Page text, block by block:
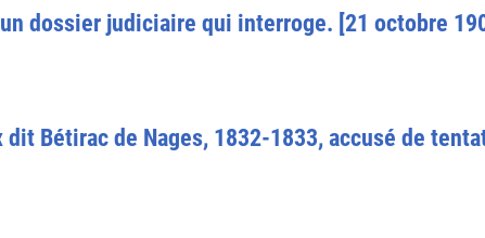
dossier judiciaire qui interroge. [21 octobre
Bétirac de Nages, 1832-1833, accusé de